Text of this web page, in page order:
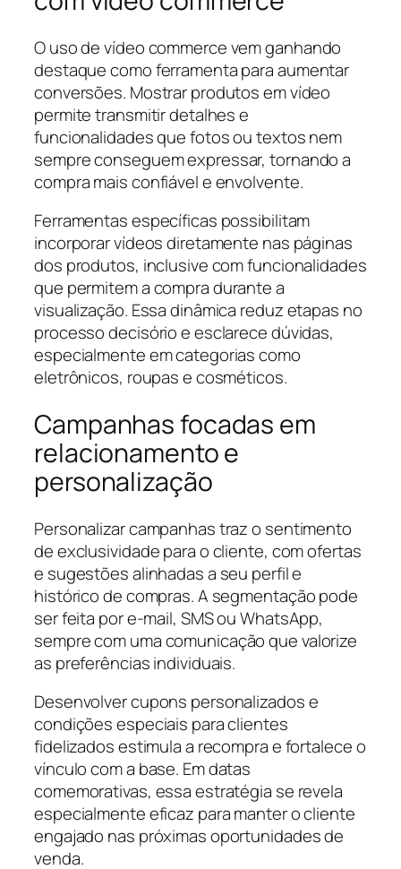
O uso de vídeo commerce vem ganhando
destaque como ferramenta para aumentar
conversões. Mostrar produtos em vídeo
permite transmitir detalhes e
funcionalidades que fotos ou textos nem
sempre conseguem expressar, tornando a
compra mais confiável e envolvente.
Ferramentas específicas possibilitam
incorporar vídeos diretamente nas páginas
dos produtos, inclusive com funcionalidades
que permitem a compra durante a
visualização. Essa dinâmica reduz etapas no
processo decisório e esclarece dúvidas,
especialmente em categorias como
eletrônicos, roupas e cosméticos.
Campanhas focadas em
relacionamento e
personalização
Personalizar campanhas traz o sentimento
de exclusividade para o cliente, com ofertas
e sugestões alinhadas a seu perfil e
histórico de compras. A segmentação pode
ser feita por e-mail, SMS ou WhatsApp,
sempre com uma comunicação que valorize
as preferências individuais.
Desenvolver cupons personalizados e
condições especiais para clientes
fidelizados estimula a recompra e fortalece o
vínculo com a base. Em datas
comemorativas, essa estratégia se revela
especialmente eficaz para manter o cliente
engajado nas próximas oportunidades de
venda.